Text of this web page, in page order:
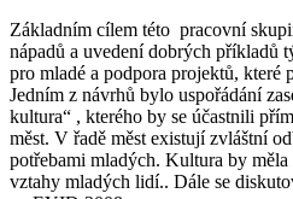
Základním cílem této pracovní
nápadů a uvedení dobrých příkladů
pro mladé a podpora projektů, které
Jedním z návrhů bylo uspořádání
kultura“ , kterého by se účastnili
měst. V řadě měst existují zvláštní
potřebami mladých. Kultura by
vztahy mladých lidí.. Dále se